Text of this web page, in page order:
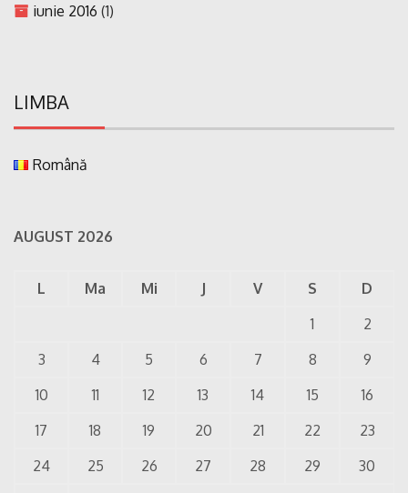
iunie 2016 (1)
LIMBA
Română
AUGUST 2026
L Ma Mi J V S
D
1
2
3
4 5 6 7 8
9
10
11 12 13 14 15
16
17
18 19 20 21 22
23
24
25 26 27 28 29
30